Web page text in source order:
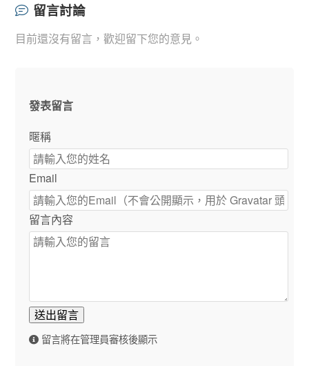
留言討論
目前還沒有留言，歡迎留下您的意見。
發表留言
暱稱
Email
留言內容
送出留言
留言將在管理員審核後顯示